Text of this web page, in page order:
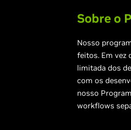
Sobre o
Nosso
feitos. Em vez
limitada dos
com os
nosso
workflows